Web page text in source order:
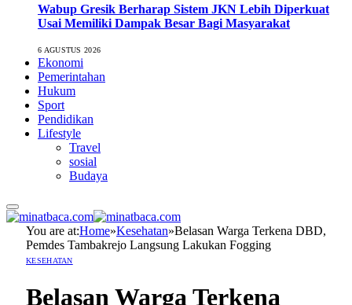
Wabup Gresik Berharap Sistem JKN Lebih Diperkuat
Usai Memiliki Dampak Besar Bagi Masyarakat
6 AGUSTUS 2026
Ekonomi
Pemerintahan
Hukum
Sport
Pendidikan
Lifestyle
Travel
sosial
Budaya
You are at:Home»Kesehatan»Belasan Warga Terkena DBD,
Pemdes Tambakrejo Langsung Lakukan Fogging
KESEHATAN
Belasan Warga Terkena